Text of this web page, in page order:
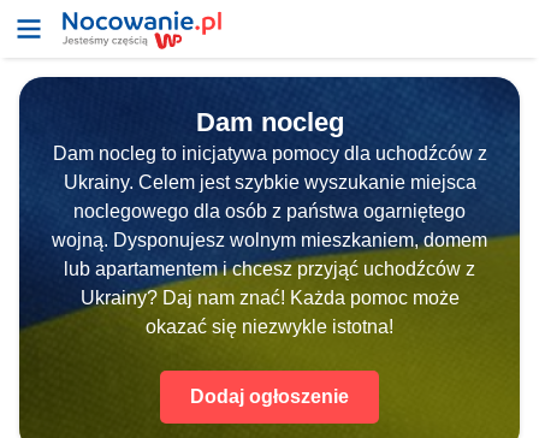
Dam nocleg
Dam nocleg to inicjatywa pomocy dla uchodźców z
Ukrainy. Celem jest szybkie wyszukanie miejsca
noclegowego dla osób z państwa ogarniętego
wojną. Dysponujesz wolnym mieszkaniem, domem
lub apartamentem i chcesz przyjąć uchodźców z
Ukrainy? Daj nam znać! Każda pomoc może
okazać się niezwykle istotna!
Dodaj ogłoszenie